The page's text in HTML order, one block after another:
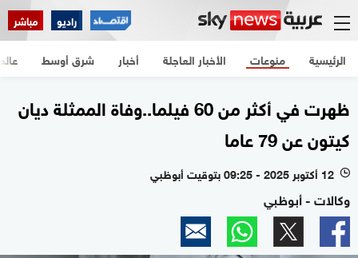
راديو مباشر
الرئيسية الأخبار العاجلة أخبار شرق أوسط منوعات
ظهرت في أكثر من 60 فيلما..وفاة الممثلة ديان
كيتون عن 79 عاما
l 12 أكتوبر 2025 - 09:25 بتوقيت أبوظبي
وكالات - أبوظبي